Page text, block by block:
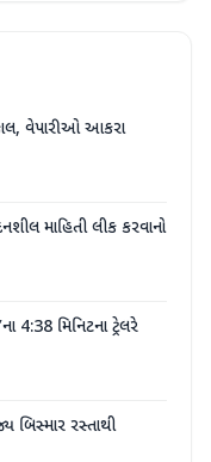
વેપારીઓ આકરા
માહિતી લીક કરવાનો
4:38 મિનિટના ટ્રેલરે
બિસ્માર રસ્તાથી